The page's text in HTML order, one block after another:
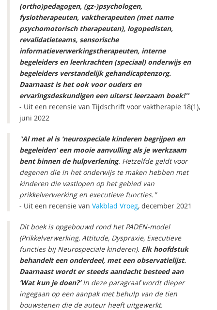
(ortho)pedagogen, (gz-)psychologen,
fysiotherapeuten, vaktherapeuten (met name
psychomotorisch therapeuten), logopedisten,
revalidatieteams, sensorische
informatieverwerkingstherapeuten, interne
begeleiders en leerkrachten (speciaal) onderwijs en
begeleiders verstandelijk gehandicaptenzorg.
Daarnaast is het ook voor ouders en
ervaringsdeskundigen een uiterst leerzaam boek!''
- Uit een recensie van Tijdschrift voor vaktherapie 18(1),
juni 2022
''Al met al is ‘neurospeciale kinderen begrijpen en
begeleiden’ een mooie aanvulling als je werkzaam
bent binnen de hulpverlening. Hetzelfde geldt voor
degenen die in het onderwijs te maken hebben met
kinderen die vastlopen op het gebied van
prikkelverwerking en executieve functies.''
- Uit een recensie van Vakblad Vroeg, december 2021
Dit boek is opgebouwd rond het PADEN-model
(Prikkelverwerking, Attitude, Dyspraxie, Executieve
functies bij Neurospeciale kinderen). Elk hoofdstuk
behandelt een onderdeel, met een observatielijst.
Daarnaast wordt er steeds aandacht besteed aan
‘Wat kun je doen?’In deze paragraaf wordt dieper
ingegaan op een aanpak met behulp van de tien
bouwstenen die de auteur heeft uitgewerkt.